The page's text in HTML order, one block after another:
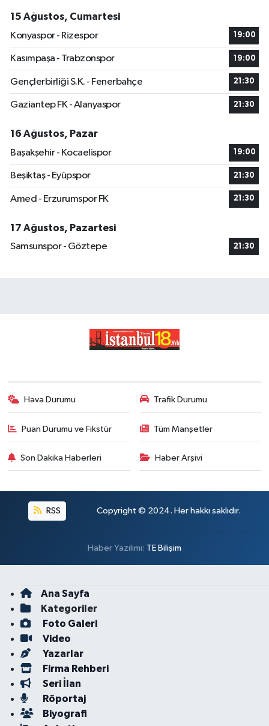
15 Ağustos, Cumartesi
Konyaspor - Rizespor
19:00
Kasımpaşa - Trabzonspor 19:00
Gençlerbirliği S.K. - Fenerbahçe 21:30
Gaziantep FK - Alanyaspor 21:30
16 Ağustos, Pazar
Başakşehir - Kocaelispor
19:00
Beşiktaş - Eyüpspor 21:30
Amed - Erzurumspor FK 21:30
17 Ağustos, Pazartesi
Samsunspor - Göztepe
21:30
Hava Durumu Trafik Durumu
Puan Durumu ve Fikstür Tüm Manşetler
Son Dakika Haberleri Haber Arşivi
RSS Copyright © 2024. Her hakkı saklıdır.
Haber Yazılımı: TE Bilişim
Ana Sayfa
Kategoriler
Foto Galeri
Video
Yazarlar
Firma Rehberi
Seri İlan
Röportaj
Biyografi